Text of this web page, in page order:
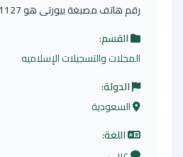
رقم هاتف مصبغة بيورتى هو 22281127.
القسم:
المجلات والتسجيلات الإسلاميه
الدولة:
السعودية
اللغة: